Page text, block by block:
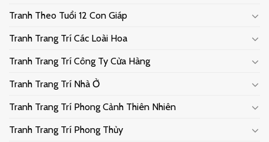
Tranh Theo Tuổi 12 Con Giáp
Tranh Trang Trí Các Loài Hoa
Tranh Trang Trí Công Ty Cửa Hàng
Tranh Trang Trí Nhà Ở
Tranh Trang Trí Phong Cảnh Thiên Nhiên
Tranh Trang Trí Phong Thủy